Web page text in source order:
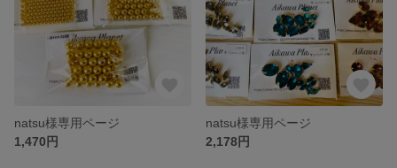
natsu様専用ページ
1,470円
natsu様専用ページ
2,178円